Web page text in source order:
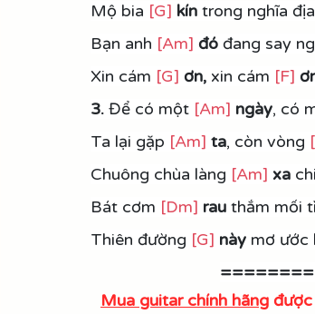
Mộ bia [G] kín trong nghĩa địa
Bạn anh [Am] đó đang say
Xin cám [G] ơn, xin cám [F]
3. Để có một [Am] ngày, có
Ta lại gặp [Am] ta, còn vòng
Chuông chùa làng [Am] xa
Bát cơm [Dm] rau thắm mối
Thiên đường [G] này mơ ước
Mua guitar chính hãng